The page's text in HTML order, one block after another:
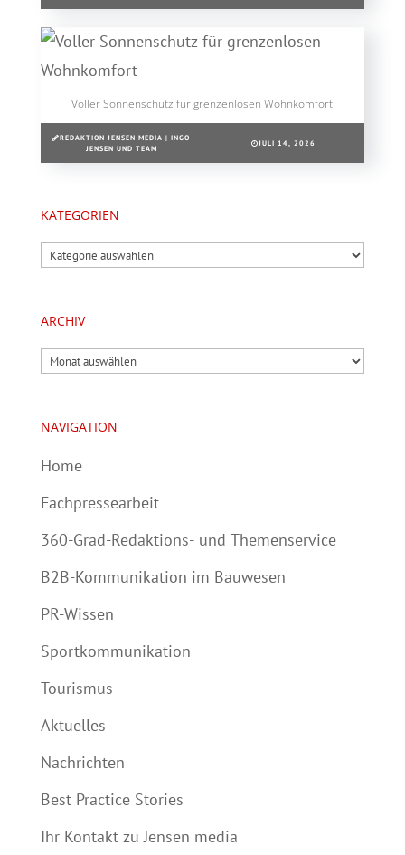
Voller Sonnenschutz für grenzenlosen Wohnkomfort
REDAKTION JENSEN MEDIA | INGO
JENSEN UND TEAM
JULI 14, 2026
KATEGORIEN
Kategorien
ARCHIV
Archiv
NAVIGATION
Home
Fachpressearbeit
360-Grad-Redaktions- und Themenservice
B2B-Kommunikation im Bauwesen
PR-Wissen
Sportkommunikation
Tourismus
Aktuelles
Nachrichten
Best Practice Stories
Ihr Kontakt zu Jensen media